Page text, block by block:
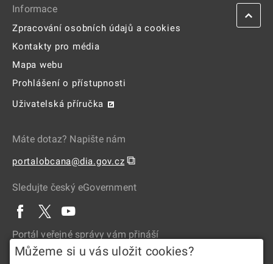
Informace
Zpracování osobních údajů a cookies
Kontakty pro média
Mapa webu
Prohlášení o přístupnosti
Uživatelská příručka
Máte dotaz? Napište nám
portalobcana@dia.gov.cz ⧉
Sledujte český eGovernment
Portál veřejné správy vám přináší
Můžeme si u vás uložit cookies?